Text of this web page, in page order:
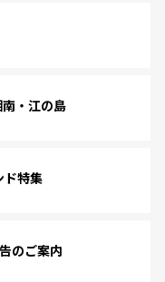
・江の島
ド特集
のご案内